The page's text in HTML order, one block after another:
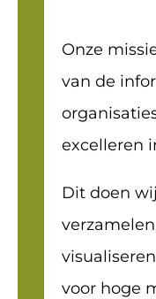
Onze
van de
excelleren
Dit doen
voor hoge